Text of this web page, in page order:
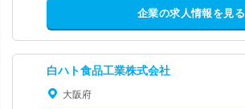
企業の求人情報を見る
白ハト食品工業株式会社
大阪府